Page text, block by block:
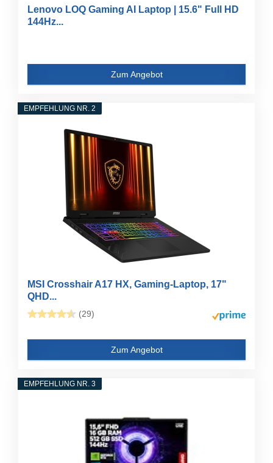
Lenovo LOQ Gaming AI Laptop | 15.6" Full HD
144Hz...
Zum Angebot
EMPFEHLUNG NR. 2
MSI Crosshair A17 HX, Gaming-Laptop, 17"
QHD...
(29)
Zum Angebot
EMPFEHLUNG NR. 3